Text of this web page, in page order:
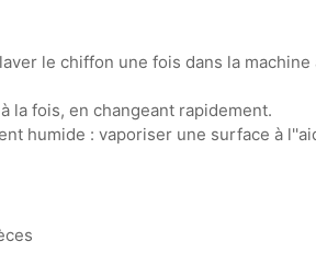
le chiffon une fois dans la machine
la fois, en changeant rapidement.
humide : vaporiser une surface à